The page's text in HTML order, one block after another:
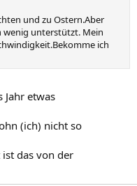
und zu Ostern.Aber
wenig unterstützt. Mein
ich
Jahr etwas
(ich) nicht so
das von der